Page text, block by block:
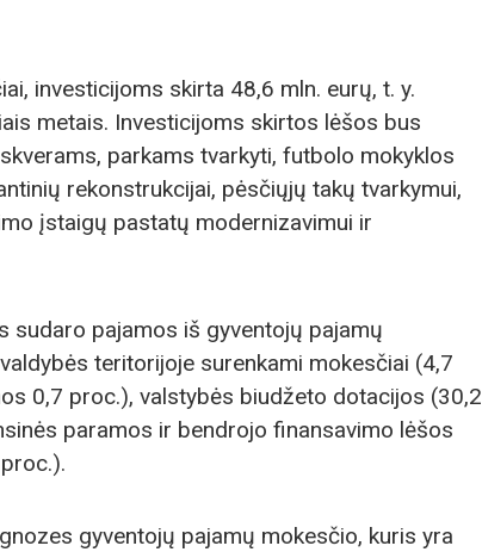
investicijoms skirta 48,6 mln. eurų, t. y.
metais. Investicijoms skirtos lėšos bus
parkams tvarkyti, futbolo mokyklos
rekonstrukcijai, pėsčiųjų takų tvarkymui,
įstaigų pastatų modernizavimui ir
sudaro pajamos iš gyventojų pajamų
teritorijoje surenkami mokesčiai (4,7
0,7 proc.), valstybės biudžeto dotacijos (30,2
paramos ir bendrojo finansavimo lėšos
gyventojų pajamų mokesčio, kuris yra